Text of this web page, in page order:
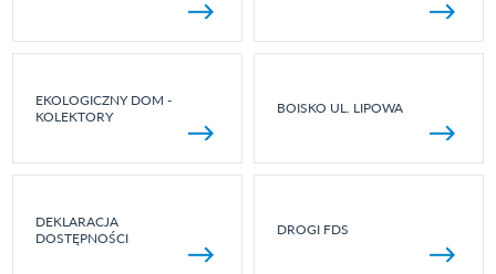
EKOLOGICZNY DOM -
KOLEKTORY
BOISKO UL. LIPOWA
DEKLARACJA
DOSTĘPNOŚCI
DROGI FDS